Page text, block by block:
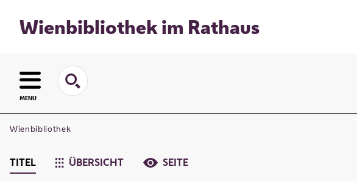
Wienbibliothek im Rathaus
MENU
Wienbibliothek
TITEL ÜBERSICHT SEITE